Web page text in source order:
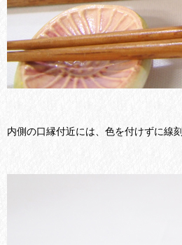
内側の口縁付近には、色を付けずに線